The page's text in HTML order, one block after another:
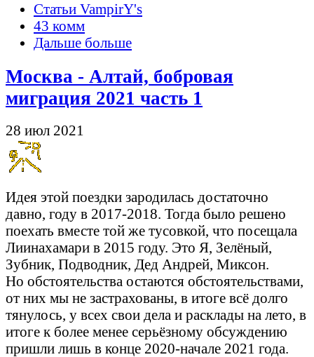
Статьи VampirY's
43 комм
Дальше больше
Москва - Алтай, бобровая
миграция 2021 часть 1
28 июл 2021
Идея этой поездки зародилась достаточно
давно, году в 2017-2018. Тогда было решено
поехать вместе той же тусовкой, что посещала
Лиинахамари в 2015 году. Это Я, Зелёный,
Зубник, Подводник, Дед Андрей, Миксон.
Но обстоятельства остаются обстоятельствами,
от них мы не застрахованы, в итоге всё долго
тянулось, у всех свои дела и расклады на лето, в
итоге к более менее серьёзному обсуждению
пришли лишь в конце 2020-начале 2021 года.